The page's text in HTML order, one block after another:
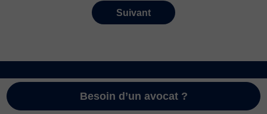
Suivant
Besoin d’un avocat ?